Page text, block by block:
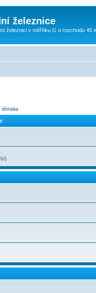
železnice
železnici v měřítku G o rozchodu 45
témata